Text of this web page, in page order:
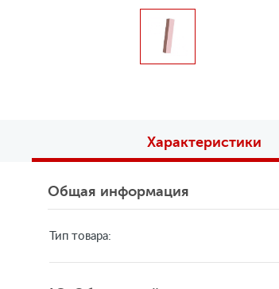
Характеристики
Общая информация
Тип товара: